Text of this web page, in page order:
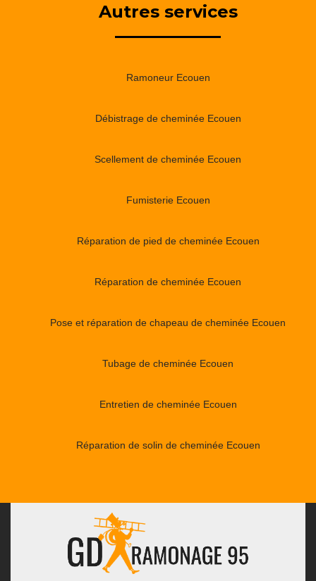
Autres services
Ramoneur Ecouen
Débistrage de cheminée Ecouen
Scellement de cheminée Ecouen
Fumisterie Ecouen
Réparation de pied de cheminée Ecouen
Réparation de cheminée Ecouen
Pose et réparation de chapeau de cheminée Ecouen
Tubage de cheminée Ecouen
Entretien de cheminée Ecouen
Réparation de solin de cheminée Ecouen